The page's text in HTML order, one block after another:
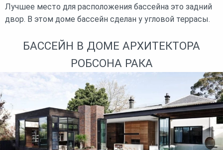
Лучшее место для расположения бассейна это задний
двор. В этом доме бассейн сделан у угловой террасы.
БАССЕЙН В ДОМЕ АРХИТЕКТОРА
РОБСОНА РАКА